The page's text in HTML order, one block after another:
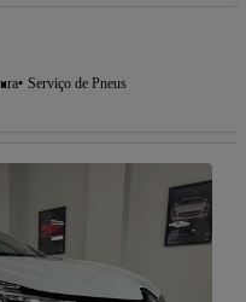
Serviço de Pneus